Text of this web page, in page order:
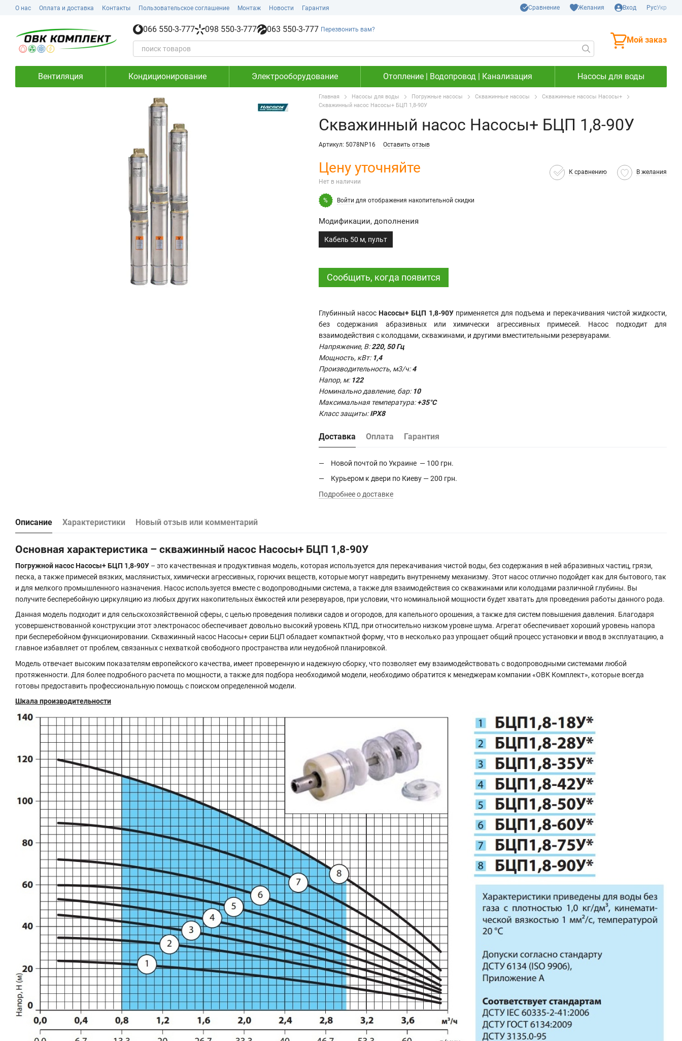
Перейти к основному контенту
О нас Оплата и доставка Контакты Пользовательское соглашение Монтаж Новости Гарантия Сравнение Желания Вход РусУкр
066 550-3-777 098 550-3-777 063 550-3-777 Перезвонить вам?
Мой заказ
Вентиляция Кондиционирование Электрооборудование Отопление | Водопровод | Канализация Насосы для воды
Главная Насосы для воды Погружные насосы Скважинные насосы
Скважинные насосы Насосы+
Скважинный насос Насосы+ БЦП 1,8-90У
Скважинный насос Насосы+ БЦП 1,8-90У
Артикул: 5078NP16 Оставить отзыв
Цену уточняйте
Нет в наличии
К сравнению В желания
% Войти для отображения накопительной скидки
Модификации, дополнения
Кабель 50 м, пульт
Сообщить, когда появится
Глубинный насосНасосы+ БЦП 1,8-90Уприменяется для подъема и перекачивания чистой жидкости,
без содержания абразивных или химически агрессивных примесей. Насос подходит для
взаимодействия с колодцами, скважинами, и другими вместительными резервуарами.
Напряжение, В:220, 50 Гц
Мощность, кВт: 1,4
Производительность, м3/ч:4
Напор, м:122
Номинально давление, бар:10
Максимальная температура:+35°С
Класс защиты:IPX8
Доставка Оплата Гарантия
Новой почтой по Украине — 100 грн.
Курьером к двери по Киеву — 200 грн.
Подробнее о доставке
Описание Характеристики Новый отзыв или комментарий
Основная характеристика – скважинный насос Насосы+ БЦП 1,8-90У
Погружной насос Насосы+ БЦП 1,8-90У – это качественная и продуктивная модель, которая используется для перекачивания чистой воды, без содержания в ней абразивных частиц, грязи,
песка, а также примесей вязких, маслянистых, химически агрессивных, горючих веществ, которые могут навредить внутреннему механизму. Этот насос отлично подойдет как для бытового, так
и для мелкого промышленного назначения. Насос используется вместе с водопроводными система, а также для взаимодействия со скважинами или колодцами различной глубины. Вы
получите бесперебойную циркуляцию из любых других накопительных ёмкостей или резервуаров, при условии, что номинальной мощности будет хватать для проведения работы данного рода.
Данная модель подходит и для сельскохозяйственной сферы, с целью проведения поливки садов и огородов, для капельного орошения, а также для систем повышения давления. Благодаря
усовершенствованной конструкции этот электронасос обеспечивает довольно высокий уровень КПД, при относительно низком уровне шума. Агрегат обеспечивает хороший уровень напора
при бесперебойном функционировании. Скважинный насос Насосы+ серии БЦП обладает компактной форму, что в несколько раз упрощает общий процесс установки и ввод в эксплуатацию, а
главное избавляет от проблем, связанных с нехваткой свободного пространства или неудобной планировкой.
Модель отвечает высоким показателям европейского качества, имеет проверенную и надежную сборку, что позволяет ему взаимодействовать с водопроводными системами любой
протяженности. Для более подробного расчета по мощности, а также для подбора необходимой модели, необходимо обратится к менеджерам компании «ОВК Комплект», которые всегда
готовы предоставить профессиональную помощь с поиском определенной модели.
Шкала производительности